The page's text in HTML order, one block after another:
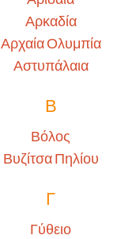
Αρκαδία
Αρχαία Ολυμπία
Αστυπάλαια
Β
Βόλος
Βυζίτσα Πηλίου
Γ
Γύθειο